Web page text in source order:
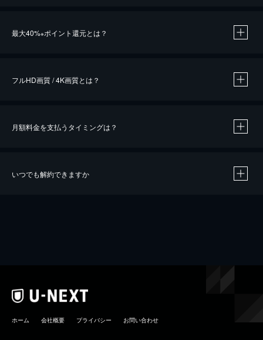
最大40%※ポイント還元とは？
※40％ポイント還元の対象は、クレジットカード決済による作品の購入 / レンタルです。
フルHD画質 / 4K画質とは？
月額料金を支払うタイミングは？
いつでも解約できますか
ホーム 会社概要 プライバシー お問い合わせ